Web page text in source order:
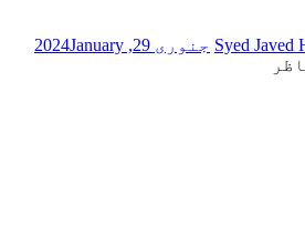
Syed Javed جنوری 29, 2024
January